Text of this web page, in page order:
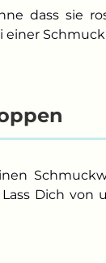
dass sie
Dich